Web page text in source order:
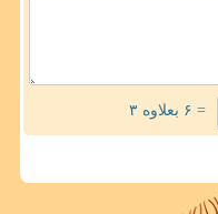
= ۶ بعلاوه ۳